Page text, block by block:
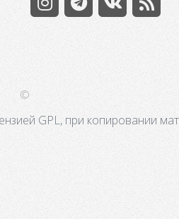
©
GPL, при копировании